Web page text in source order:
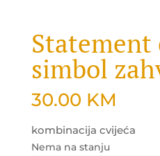
Statement
simbol
30.00 KM
kombinacija cvijeća
Nema na stanju